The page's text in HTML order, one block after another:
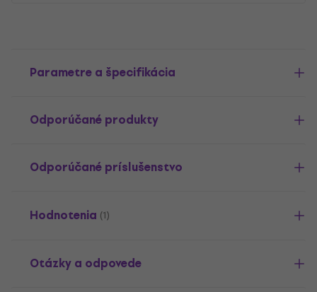
Parametre a špecifikácia
Odporúčané produkty
Odporúčané príslušenstvo
Hodnotenia (1)
Otázky a odpovede